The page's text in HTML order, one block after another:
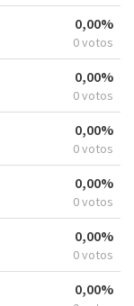
0,00%
0 votos
0,00%
0 votos
0,00%
0 votos
0,00%
0 votos
0,00%
0 votos
0,00%